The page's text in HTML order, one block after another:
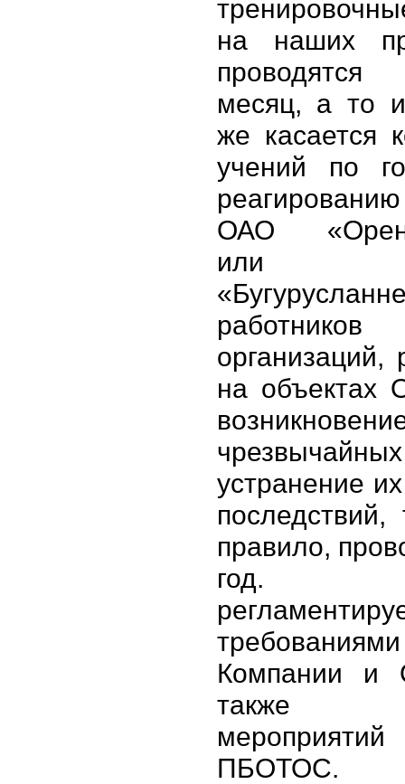
на наших
месяц, а то
же касается
учений по
ОАО
или
работников
организаций,
на объектах
устранение
правило,
год.
Компании и
также
ПБОТОС.